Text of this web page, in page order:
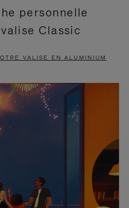
personnelle
Classic
VALISE EN ALUMINIUM